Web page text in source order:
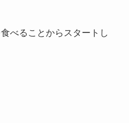
べることからスタートし